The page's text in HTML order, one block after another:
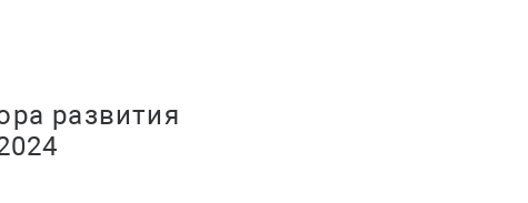
развития